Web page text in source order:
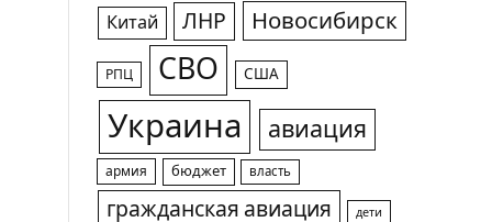
Китай ЛНР Новосибирск
РПЦ СВО США
Украина авиация
армия бюджет власть
гражданская авиация дети